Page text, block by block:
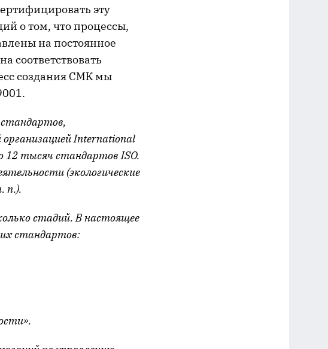
эту
о том, что процессы,
на постоянное
соответствовать
создания СМК мы
International
12 тысяч стандартов ISO.
(экологические
п.).
стадий. В настоящее
стандартов: